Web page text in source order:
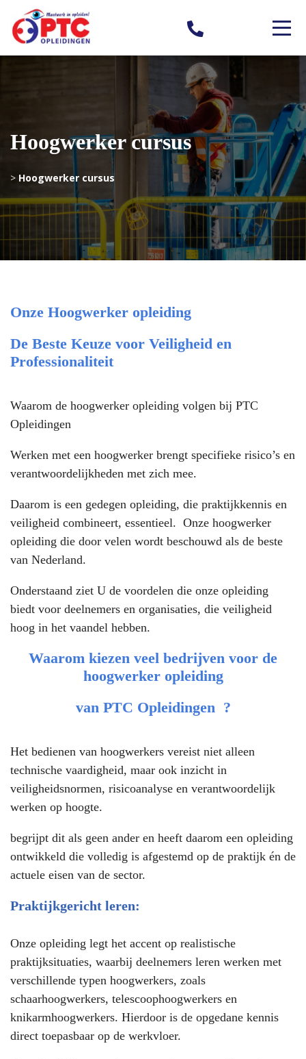
Hoogwerker cursus
> Hoogwerker cursus
Onze Hoogwerker opleiding
De Beste Keuze voor Veiligheid en
Professionaliteit
Waarom de hoogwerker opleiding volgen bij PTC
Opleidingen
Werken met een hoogwerker brengt specifieke risico’s en
verantwoordelijkheden met zich mee.
Daarom is een gedegen opleiding, die praktijkkennis en
veiligheid combineert, essentieel. Onze hoogwerker
opleiding die door velen wordt beschouwd als de beste
van Nederland.
Onderstaand ziet U de voordelen die onze opleiding
biedt voor deelnemers en organisaties, die veiligheid
hoog in het vaandel hebben.
Waarom kiezen veel bedrijven voor de
hoogwerker opleiding
van PTC Opleidingen?
Het bedienen van hoogwerkers vereist niet alleen
technische vaardigheid, maar ook inzicht in
veiligheidsnormen, risicoanalyse en verantwoordelijk
werken op hoogte.
begrijpt dit als geen ander en heeft daarom een opleiding
ontwikkeld die volledig is afgestemd op de praktijk én de
actuele eisen van de sector.
Praktijkgericht leren:
Onze opleiding legt het accent op realistische
praktijksituaties, waarbij deelnemers leren werken met
verschillende typen hoogwerkers, zoals
schaarhoogwerkers, telescoophoogwerkers en
knikarmhoogwerkers. Hierdoor is de opgedane kennis
direct toepasbaar op de werkvloer.